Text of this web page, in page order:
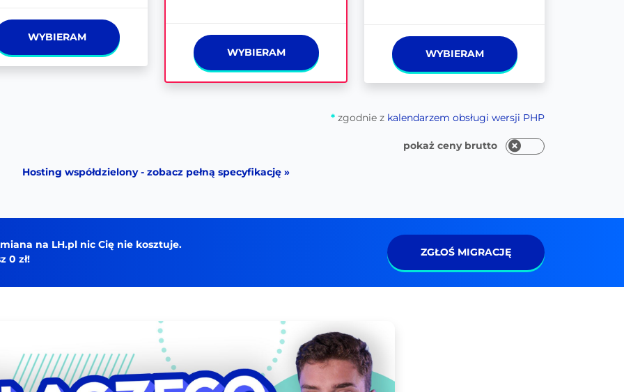
WYBIERAM
WYBIERAM WYBIERAM
* zgodnie z kalendarzem obsługi wersji PHP
pokaż ceny brutto
Hosting współdzielony - zobacz pełną specyfikację »
na LH.pl nic Cię nie kosztuje.
0 zł!
ZGŁOŚ MIGRACJĘ